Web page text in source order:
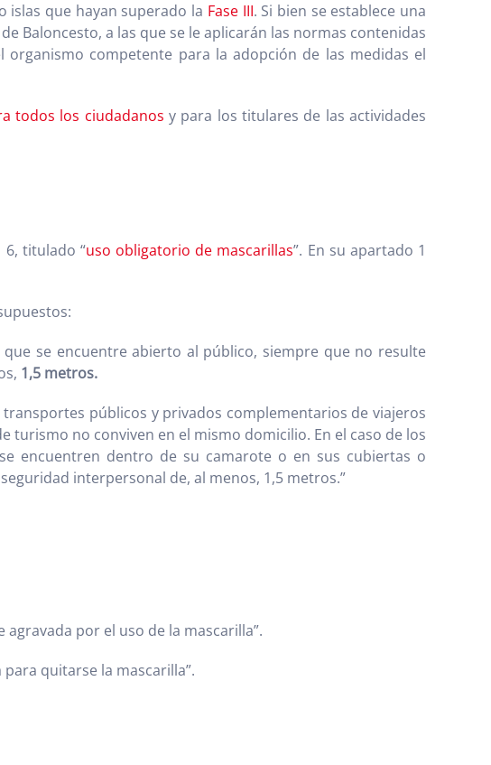
islas que hayan superado la Fase III. Si bien se establece una
Baloncesto, a las que se le aplicarán las normas contenidas
competente para la adopción de las medidas el
todos los ciudadanos y para los titulares de las actividades
titulado “uso obligatorio de mascarillas”. En su apartado 1
se encuentre abierto al público, siempre que no resulte
1,5 metros.
públicos y privados complementarios de viajeros
turismo no conviven en el mismo domicilio. En el caso de los
encuentren dentro de su camarote o en sus cubiertas o
interpersonal de, al menos, 1,5 metros.”
por el uso de la mascarilla”.
quitarse la mascarilla”.